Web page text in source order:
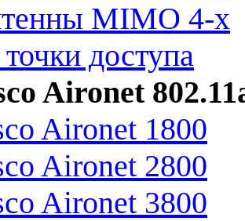
MIMO 4-x
доступа
Aironet
Aironet 1800
Aironet 2800
Aironet 3800